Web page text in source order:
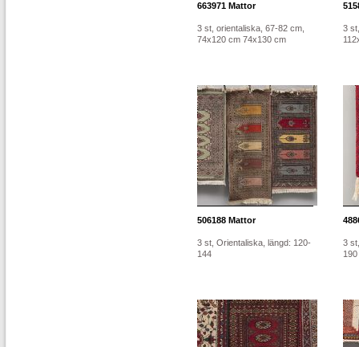
663971 Mattor
3 st, orientaliska, 67-82 cm,
74x120 cm 74x130 cm
3
506188 Mattor
3 st, Orientaliska, längd: 120-
144
3
190